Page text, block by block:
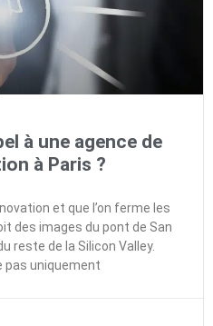
à une agence de
à Paris ?
et que l’on ferme les
des images du pont de San
reste de la Silicon Valley.
pas uniquement